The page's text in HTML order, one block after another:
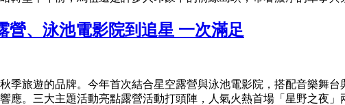
、泳池電影院到追星 一次滿足
季旅遊的品牌。今年首次結合星空露營與泳池電影院，搭配音樂舞
。三大主題活動亮點露營活動打頭陣，人氣火熱首場「星野之夜」